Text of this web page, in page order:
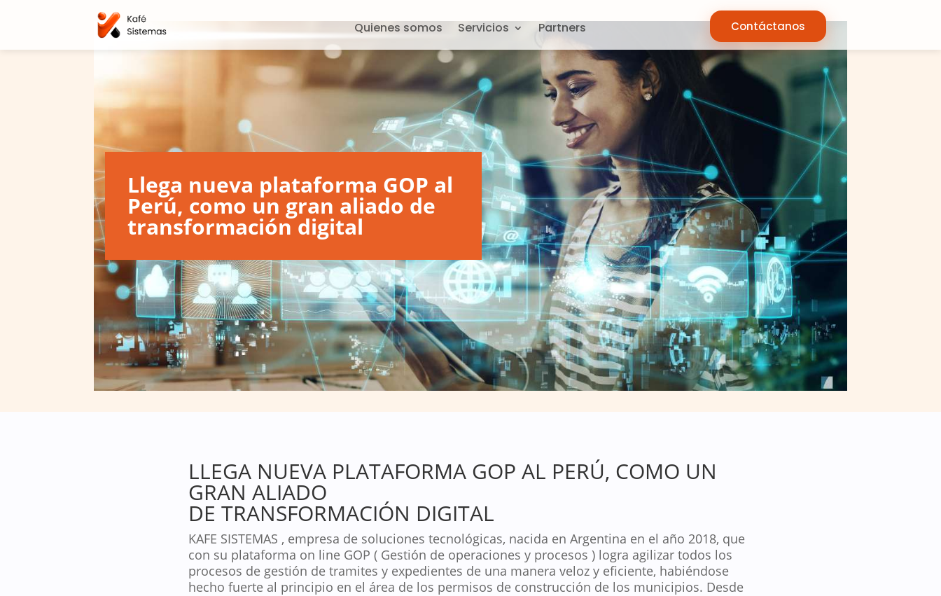
Quienes somos Servicios Partners Contáctanos
Llega nueva plataforma GOP al
Perú, como un gran aliado de
transformación digital
LLEGA NUEVA PLATAFORMA GOP AL PERÚ, COMO UN
GRAN ALIADO
DE TRANSFORMACIÓN DIGITAL
KAFE SISTEMAS , empresa de soluciones tecnológicas, nacida en Argentina en el año 2018, que
con su plataforma on line GOP ( Gestión de operaciones y procesos ) logra agilizar todos los
procesos de gestión de tramites y expedientes de una manera veloz y eficiente, habiéndose
hecho fuerte al principio en el área de los permisos de construcción de los municipios. Desde